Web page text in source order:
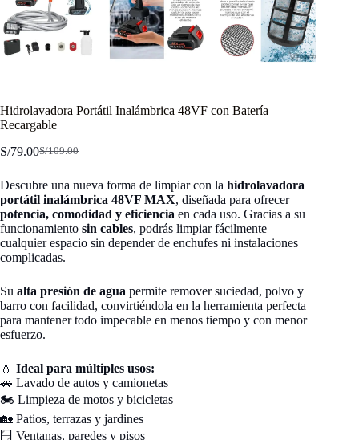
Hidrolavadora Portátil Inalámbrica 48VF con Batería
Recargable
S/109.00
El
original
era:
S/109.00.
S/79.00El
actual
es:
S/79.00.
Descubre una nueva forma de limpiar con la hidrolavadora
portátil inalámbrica 48VF MAX, diseñada para ofrecer
potencia, comodidad y eficiencia en cada uso. Gracias a su
funcionamiento sin cables, podrás limpiar fácilmente
cualquier espacio sin depender de enchufes ni instalaciones
complicadas.
Su alta presión de agua permite remover suciedad, polvo y
barro con facilidad, convirtiéndola en la herramienta perfecta
para mantener todo impecable en menos tiempo y con menor
esfuerzo.
💧 Ideal para múltiples usos:
🚗 Lavado de autos y camionetas
🏍️ Limpieza de motos y bicicletas
🏡 Patios, terrazas y jardines
🪟 Ventanas, paredes y pisos